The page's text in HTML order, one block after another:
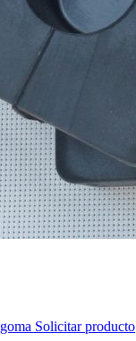
Solicitar producto